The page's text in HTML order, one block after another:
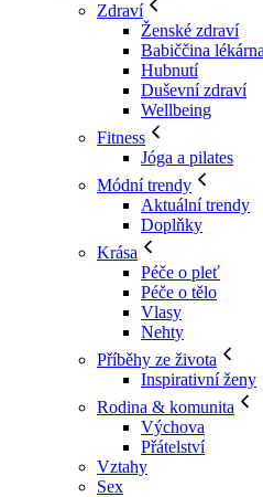
Zdraví
Ženské zdraví
Babiččina lékárna
Hubnutí
Duševní zdraví
Wellbeing
Fitness
Jóga a pilates
Módní trendy
Aktuální trendy
Doplňky
Krása
Péče o pleť
Péče o tělo
Vlasy
Nehty
Příběhy ze života
Inspirativní ženy
Rodina & komunita
Výchova
Přátelství
Vztahy
Sex